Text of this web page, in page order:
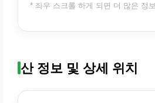
* 좌우 스크롤 하게 되면 더 많은 정
산 정보 및 상세 위치